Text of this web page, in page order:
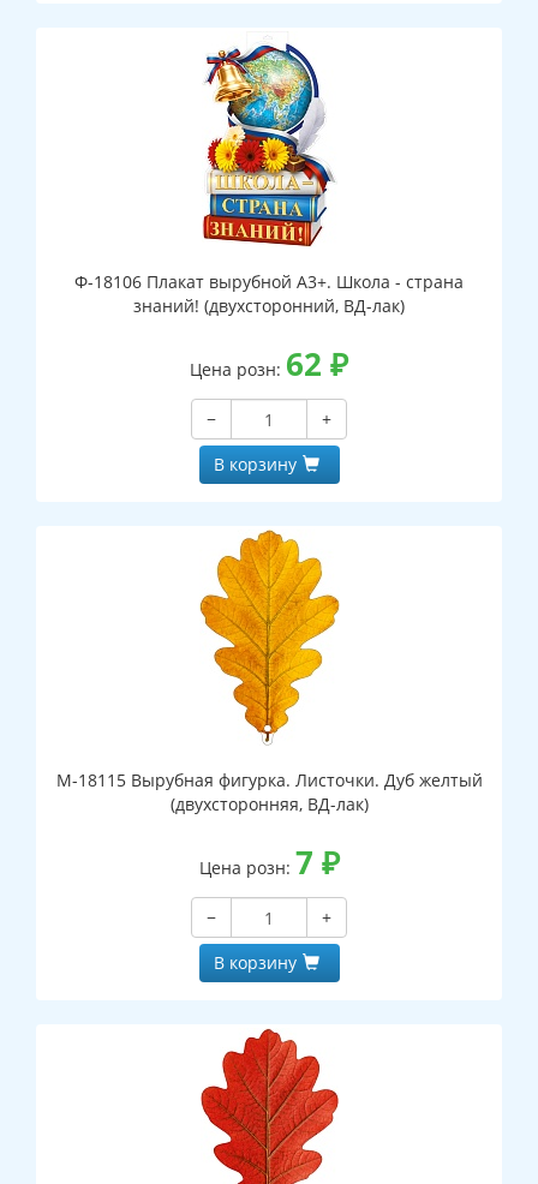
Ф-18106 Плакат вырубной А3+. Школа - страна
знаний! (двухсторонний, ВД-лак)
Цена розн: 62 ₽
−
+
В корзину
М-18115 Вырубная фигурка. Листочки. Дуб желтый
(двухсторонняя, ВД-лак)
Цена розн: 7 ₽
−
+
В корзину